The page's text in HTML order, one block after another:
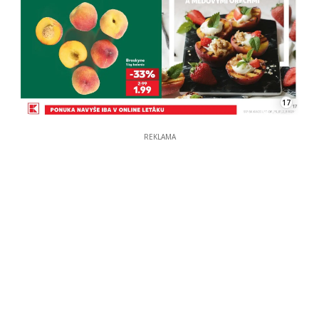
17
REKLAMA